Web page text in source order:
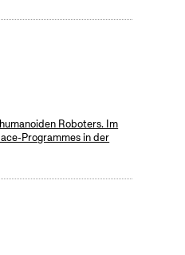
Roboters. Im
Programmes in der